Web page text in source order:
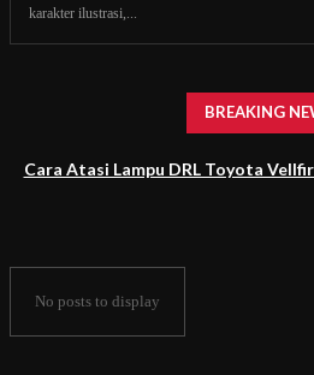
karakter ilustrasi,...
BREAKING
Cara Atasi Lampu DRL Toyota
No posts to display